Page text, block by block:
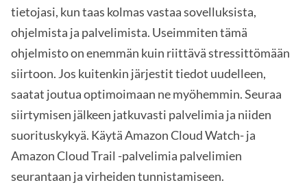
tietojasi, kun taas kolmas vastaa sovelluksista,
ohjelmista ja palvelimista. Useimmiten tämä
ohjelmisto on enemmän kuin riittävä stressittömään
siirtoon. Jos kuitenkin järjestit tiedot uudelleen,
saatat joutua optimoimaan ne myöhemmin. Seuraa
siirtymisen jälkeen jatkuvasti palvelimia ja niiden
suorituskykyä. Käytä Amazon Cloud Watch- ja
Amazon Cloud Trail -palvelimia palvelimien
seurantaan ja virheiden tunnistamiseen.